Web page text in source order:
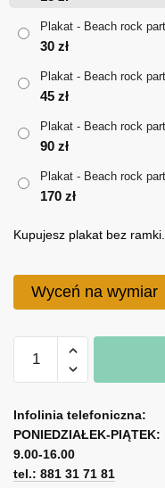
Plakat - Beach rock
30 zł
Plakat - Beach rock
45 zł
Plakat - Beach rock
90 zł
Plakat - Beach rock
170 zł
Kupujesz plakat bez ramki.
Wyceń na wymiar
Plakat
Beach
rock
party
l
t
e
r
Infolinia telefoniczna:
PONIEDZIAŁEK-PIĄTEK:
9.00-16.00
tel.: 881 31 71 81